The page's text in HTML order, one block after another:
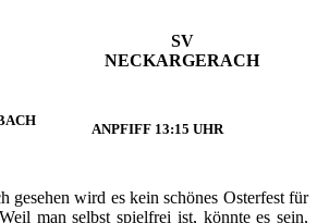
SV
NECKARGERACH
ANPFIFF 13:15 UHR
gesehen wird es kein schönes Osterfest für
man selbst spielfrei ist, könnte es sein,